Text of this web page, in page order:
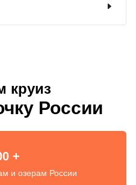
круиз
России
+
и озерам России